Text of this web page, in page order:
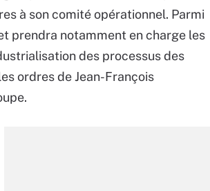
à son comité opérationnel. Parmi
prendra notamment en charge les
des processus des
ordres de Jean-François